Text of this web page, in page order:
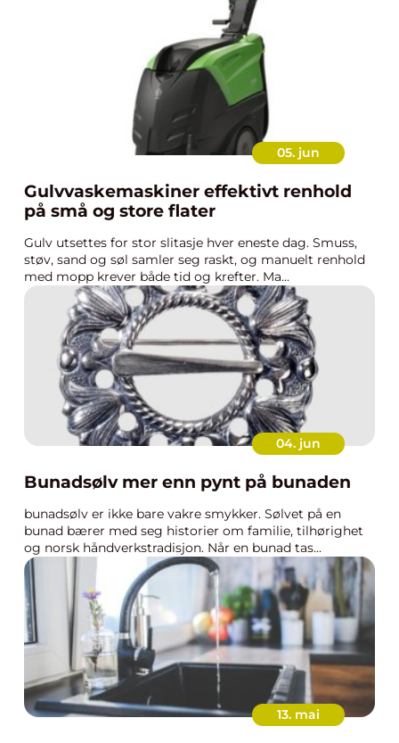
05. jun
Gulvvaskemaskiner effektivt renhold
på små og store flater
Gulv utsettes for stor slitasje hver eneste dag. Smuss,
støv, sand og søl samler seg raskt, og manuelt renhold
med mopp krever både tid og krefter. Ma...
04. jun
Bunadsølv mer enn pynt på bunaden
bunadsølv er ikke bare vakre smykker. Sølvet på en
bunad bærer med seg historier om familie, tilhørighet
og norsk håndverkstradisjon. Når en bunad tas...
13. mai